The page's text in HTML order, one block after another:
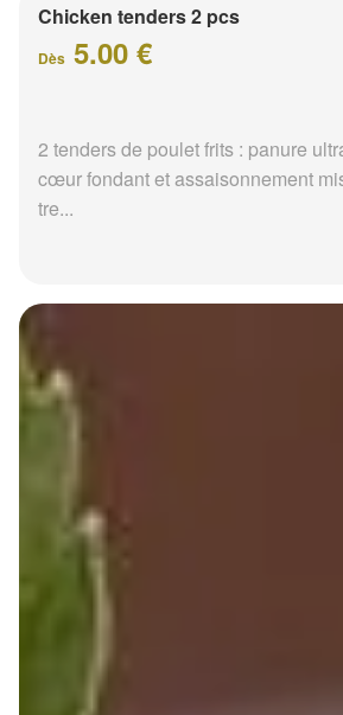
Chicken tenders 2 pcs
Dès 5.00 €
2 tenders de poulet frits : panure
cœur fondant et assaisonnement
tre...